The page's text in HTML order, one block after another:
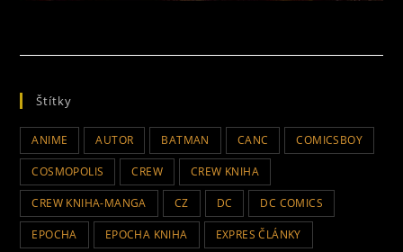
Štítky
ANIME AUTOR BATMAN CANC COMICSBOY
COSMOPOLIS CREW CREW KNIHA
CREW KNIHA-MANGA CZ DC DC COMICS
EPOCHA EPOCHA KNIHA EXPRES ČLÁNKY